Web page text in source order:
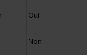
Oui
Non